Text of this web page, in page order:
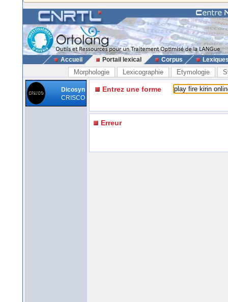
Accueil Portail lexical Corpus
Morphologie Lexicographie Etymologie
Dicosyn
CRISCO
Entrez une forme
Erreur